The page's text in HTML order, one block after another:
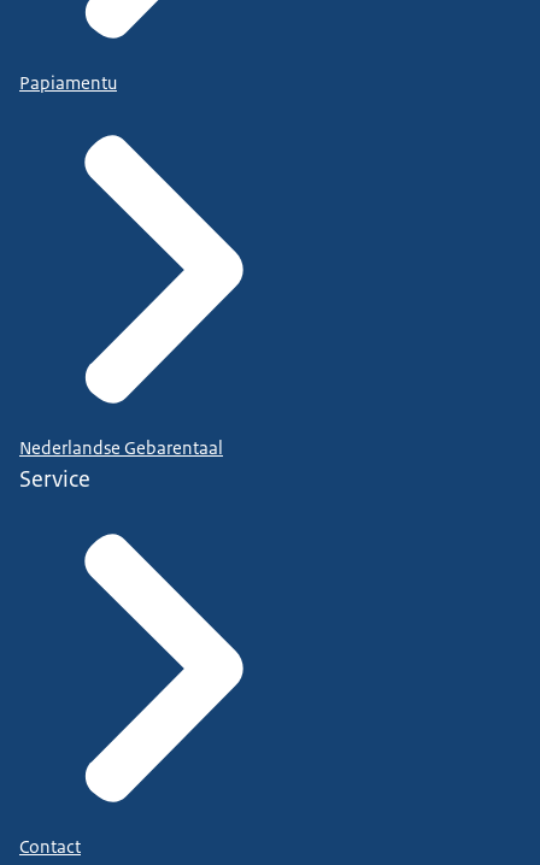
Papiamentu
Nederlandse Gebarentaal
Service
Contact